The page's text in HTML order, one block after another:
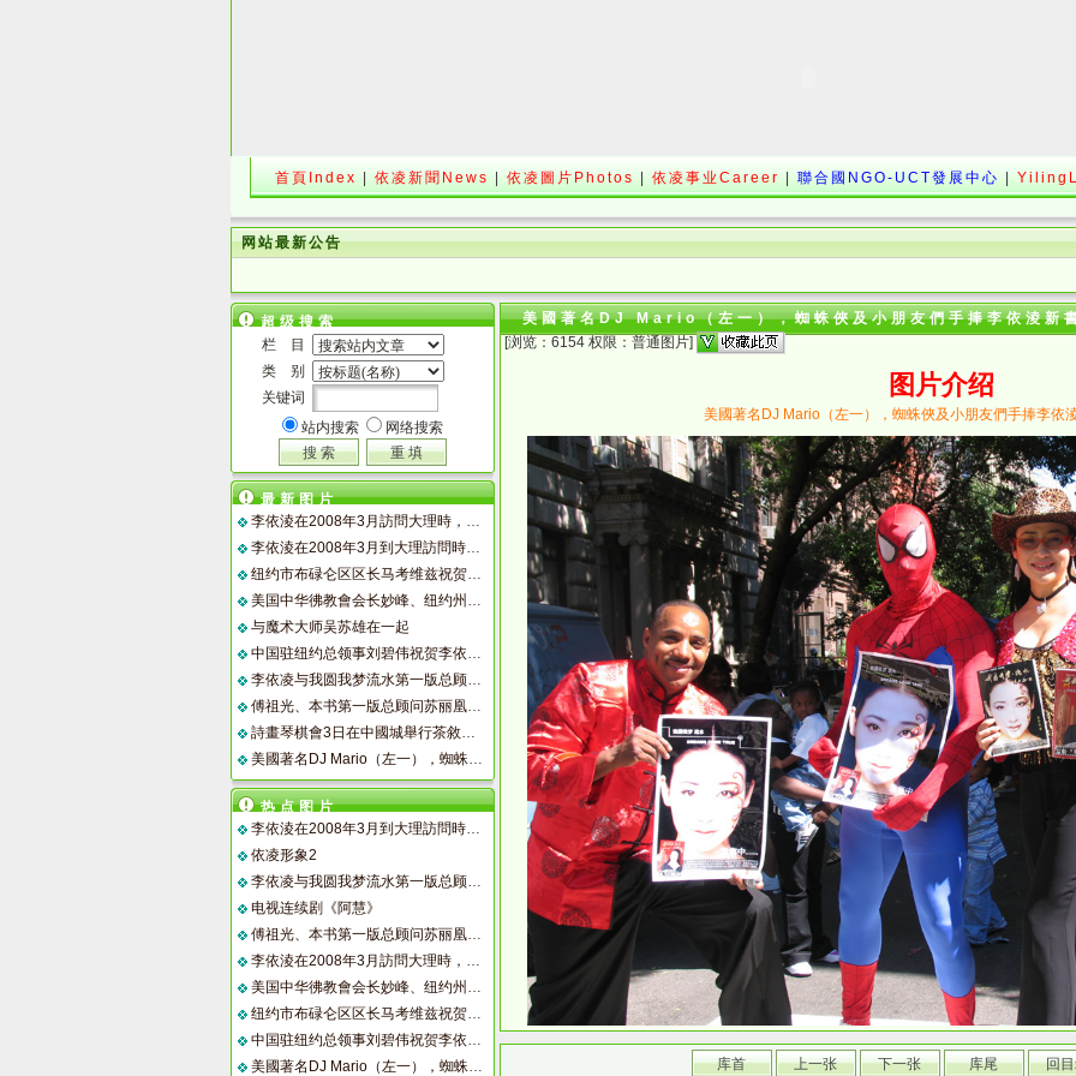
首頁Index 依凌新聞News 依凌圖片Photos 依凌事业Career 聯合國NGO-UCT發展中心
网站最新公告
超级搜索
栏 目
类 别
关键词
站内搜索
网络搜索
最新图片
李依淩在2008年3月訪問大理時，白族小朋友熱情獻吻。
李依淩在2008年3月到大理訪問時，與白族小朋友合影留念。
纽约市布碌仑区区长马考维兹祝贺李依凌新书出版
美国中华彿教會会长妙峰、纽约州参议员岗萨勒斯在一起
与魔术大师吴苏雄在一起
中国驻纽约总领事刘碧伟祝贺李依凌新书出版
李依凌与我圆我梦流水第一版总顾问苏丽凰
傅祖光、本书第一版总顾问苏丽凰、刘晓庆、中国驻纽约总领事刘碧伟摄于纽约林肯中心
詩畫琴棋會3日在中國城舉行茶敘，通告近期活動。
美國著名DJ Mario（左一），蜘蛛俠及小朋友們手捧李依淩新書宣傳海報。
热点图片
李依淩在2008年3月到大理訪問時，與白族小朋友合影留念。
依凌形象2
李依凌与我圆我梦流水第一版总顾问苏丽凰
电视连续剧《阿慧》
傅祖光、本书第一版总顾问苏丽凰、刘晓庆、中国驻纽约总领事刘碧伟摄于纽约林肯中心
李依淩在2008年3月訪問大理時，白族小朋友熱情獻吻。
美国中华彿教會会长妙峰、纽约州参议员岗萨勒斯在一起
纽约市布碌仑区区长马考维兹祝贺李依凌新书出版
中国驻纽约总领事刘碧伟祝贺李依凌新书出版
美國著名DJ Mario（左一），蜘蛛俠及小朋友們手捧李依淩新書宣傳海報。
美國著名DJ Mario（左一），蜘蛛俠及小朋友們手捧李依淩新
[浏览：6154 权限：普通图片]
图片介绍
美國著名DJ Mario（左一），蜘蛛俠及小朋友們手捧李依
库首 上一张 下一张 库尾 回